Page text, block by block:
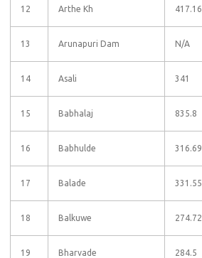
12 Arthe Kh 417.16
13 Arunapuri Dam N/A
14 Asali 341
15 Babhalaj 835.8
16 Babhulde 316.69
17 Balade 331.55
18 Balkuwe 274.72
19 Bharvade 284.5